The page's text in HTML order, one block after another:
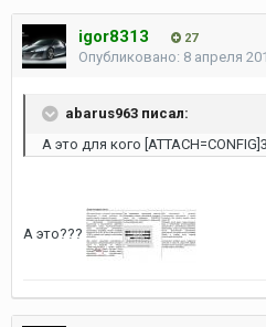
igor8313 27
Опубликовано: 8 апреля
abarus963 писал:
А это для кого
А это???